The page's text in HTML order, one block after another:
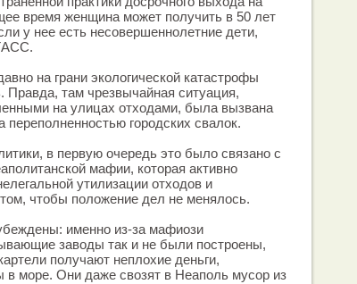
время женщина может получить в 50 лет
у нее есть несовершеннолетние дети,
на грани экологической катастрофы
Правда, там чрезвычайная ситуация,
на улицах отходами, была вызвана
переполненностью городских свалок.
в первую очередь это было связано с
мафии, которая активно
утилизации отходов и
чтобы положение дел не менялось.
именно из-за мафиози
заводы так и не были построены,
получают неплохие деньги,
в море. Они даже свозят в Неаполь мусор из